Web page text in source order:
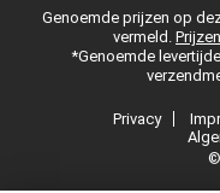
Genoemde prijzen op
vermeld.
*Genoemde
Privacy
©